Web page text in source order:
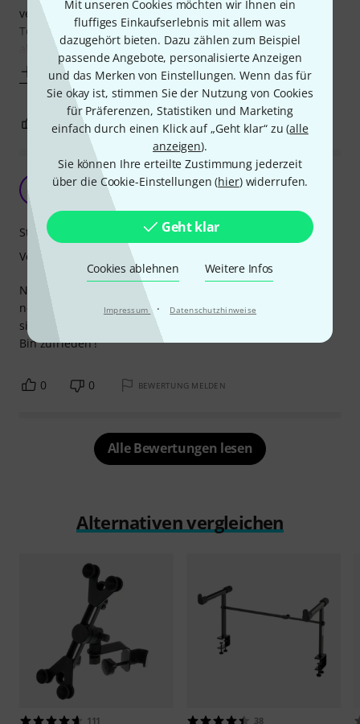
Mit unseren Cookies möchten wir Ihnen ein
fluffiges Einkaufserlebnis mit allem was
dazugehört bieten. Dazu zählen zum Beispiel
passende Angebote, personalisierte Anzeigen
und das Merken von Einstellungen. Wenn das für
Sie okay ist, stimmen Sie der Nutzung von Cookies
für Präferenzen, Statistiken und Marketing
einfach durch einen Klick auf „Geht klar“ zu (alle
anzeigen).
Sie können Ihre erteilte Zustimmung jederzeit
über die Cookie-Einstellungen (hier) widerrufen.
Geht klar
Cookies ablehnen Weitere Infos
Impressum · Datenschutzhinweise
verbogen, sodass die Schraube neben den Ständer drückt.
Topp: Thomann's haben mir einen Ersatz gratis geliefert,
aber der ist auch nicht besser ? wie
Mehr anzeigen
BEWERTUNG MELDEN
Tut, was es soll...
Natürlich schade, dass bei jeder iPad Generation auch ein
neuer Holder angeschafft werden muss ... aber hier hält
sich die Investition im rahemn und das Teil tut, was es soll.
Bin zufrieden !
Stabilität
Verarbeitung
0 0 BEWERTUNG MELDEN
Alle Bewertungen lesen
Alternativen vergleichen
111 38